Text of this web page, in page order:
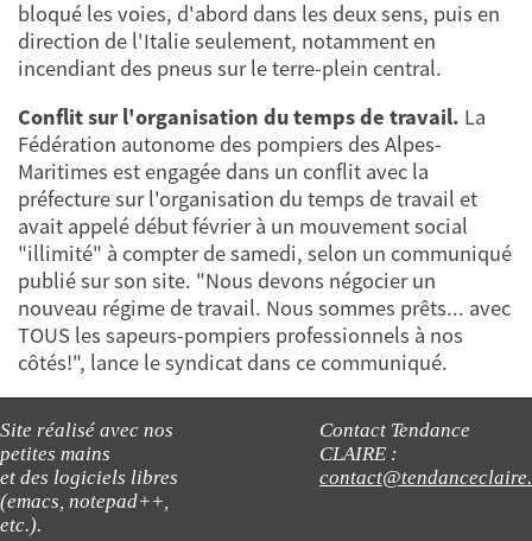
bloqué les voies, d'abord dans les deux sens, puis en
direction de l'Italie seulement, notamment en
incendiant des pneus sur le terre-plein central.
Conflit sur l'organisation du temps de travail. La
Fédération autonome des pompiers des Alpes-
Maritimes est engagée dans un conflit avec la
préfecture sur l'organisation du temps de travail et
avait appelé début février à un mouvement social
"illimité" à compter de samedi, selon un communiqué
publié sur son site. "Nous devons négocier un
nouveau régime de travail. Nous sommes prêts... avec
TOUS les sapeurs-pompiers professionnels à nos
côtés!", lance le syndicat dans ce communiqué.
Site réalisé avec nos
petites mains
et des logiciels libres
(emacs, notepad++,
etc.).
Contact Tendance
CLAIRE :